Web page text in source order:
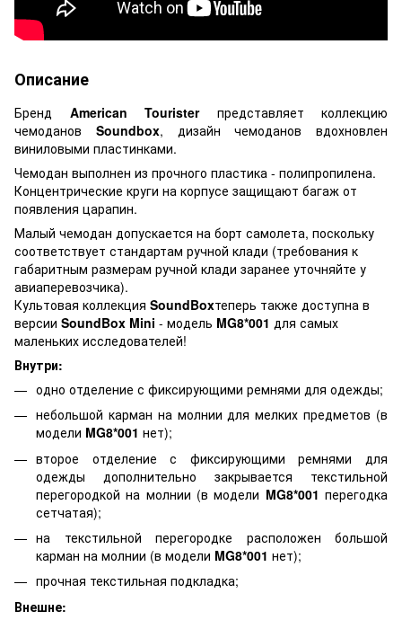
Описание
Бренд American Touristerпредставляет коллекцию
чемоданов Soundbox, дизайн чемоданов вдохновлен
виниловыми пластинками.
Чемодан выполнен из прочного пластика - полипропилена.
Концентрические круги на корпусе защищают багаж от
появления царапин.
Малый чемодан допускается на борт самолета, поскольку
соответствует стандартам ручной клади (требования к
габаритным размерам ручной клади заранее уточняйте у
авиаперевозчика).
Культовая коллекция SoundBoxтеперь также доступна в
версии SoundBox Mini - модель MG8*001 для самых
маленьких исследователей!
Внутри:
одно отделение с фиксирующими ремнями для одежды;
небольшой карман на молнии для мелких предметов (в
модели MG8*001 нет);
второе отделение с фиксирующими ремнями для
одежды дополнительно закрывается текстильной
перегородкой на молнии (в модели MG8*001 перегодка
сетчатая);
на текстильной перегородке расположен большой
карман на молнии (в модели MG8*001 нет);
прочная текстильная подкладка;
Внешне: